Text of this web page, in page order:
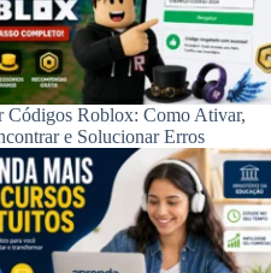
Códigos Roblox: Como Ativar,
e Solucionar Erros